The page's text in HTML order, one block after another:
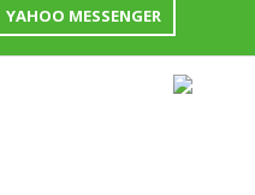
YAHOO MESSENGER